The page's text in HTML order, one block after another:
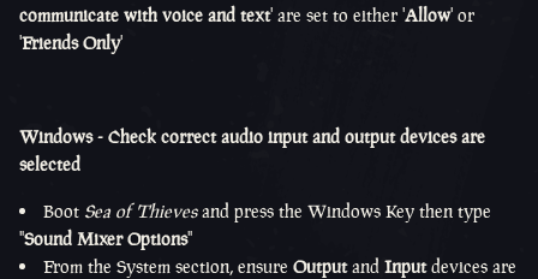
communicate with voice and text' are set to either 'Allow' or
'Friends Only'
Windows - Check correct audio input and output devices are
selected
Boot Sea of Thievesand press the Windows Key then type
"Sound Mixer Options"
From the System section, ensure Outputand Inputdevices are